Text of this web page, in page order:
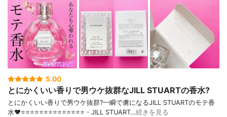
5.00
とにかくいい香りで男ウケ抜群なJILL STUARTの香水?
とにかくいい香りで男ウケ抜群?一瞬で虜になるJILL STUARTのモテ香
水❤️⭐️⭐️⭐️⭐️⭐️⭐️⭐️⭐️⭐️⭐️⭐️⭐️⭐️⭐️・JILL STUART…続きを見る